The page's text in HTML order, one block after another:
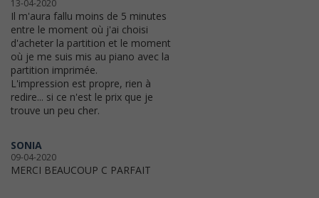
13-04-2020
Il m'aura fallu moins de 5 minutes
entre le moment où j'ai choisi
d'acheter la partition et le moment
où je me suis mis au piano avec la
partition imprimée.
L'impression est propre, rien à
redire... si ce n'est le prix que je
trouve un peu cher.
SONIA
09-04-2020
MERCI BEAUCOUP C PARFAIT